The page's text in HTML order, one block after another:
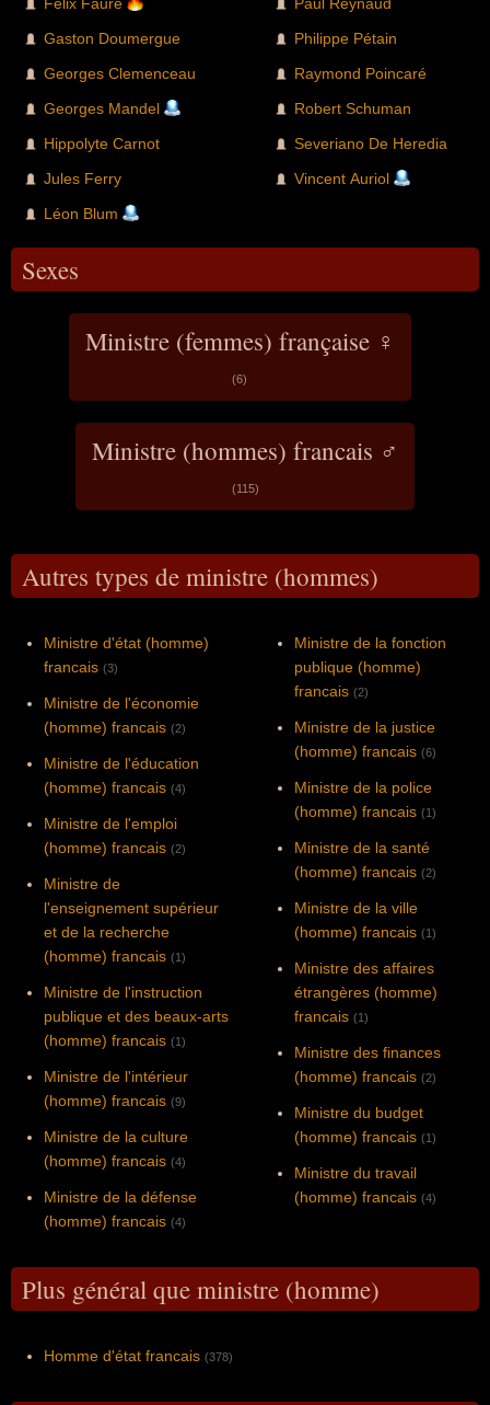
Félix Faure
Gaston Doumergue
Georges Clemenceau
Georges Mandel
Hippolyte Carnot
Jules Ferry
Léon Blum
Paul Reynaud
Philippe Pétain
Raymond Poincaré
Robert Schuman
Severiano De Heredia
Vincent Auriol
Sexes
Ministre (femmes) française ♀
(6)
Ministre (hommes) francais ♂
(115)
Autres types de ministre (hommes)
Ministre d'état (homme)
francais (3)
Ministre de l'économie
(homme) francais (2)
Ministre de l'éducation
(homme) francais (4)
Ministre de l'emploi
(homme) francais (2)
Ministre de
l'enseignement supérieur
et de la recherche
(homme) francais (1)
Ministre de l'instruction
publique et des beaux-arts
(homme) francais (1)
Ministre de l'intérieur
(homme) francais (9)
Ministre de la culture
(homme) francais (4)
Ministre de la défense
(homme) francais (4)
Ministre de la fonction
publique (homme)
francais (2)
Ministre de la justice
(homme) francais (6)
Ministre de la police
(homme) francais (1)
Ministre de la santé
(homme) francais (2)
Ministre de la ville
(homme) francais (1)
Ministre des affaires
étrangères (homme)
francais (1)
Ministre des finances
(homme) francais (2)
Ministre du budget
(homme) francais (1)
Ministre du travail
(homme) francais (4)
Plus général que ministre (homme)
Homme d'état francais (378)